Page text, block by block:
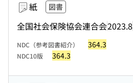
紙 図書
全国社会保険協会連合会2023.8
NDC（参考図書紹介） 364.3
NDC10版 364.3